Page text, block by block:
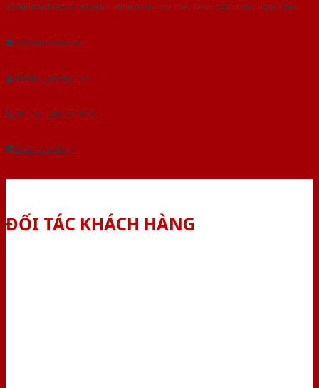
Với kinh nghiệm nhiêu năm nghiên cứu cửa theo tiêu chuẩn công nghệ Châu
Gửi yêu cầu tư vấn
Tải báo giá tổng hợp
Yêu cầu gọi lại (3 phút)
Dành cho đại lý
ĐỐI TÁC KHÁCH HÀNG